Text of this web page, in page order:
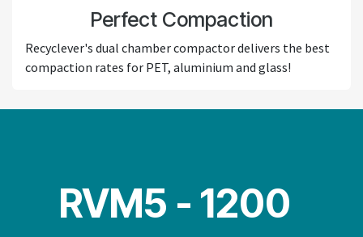
Perfect Compaction
Recyclever's dual chamber compactor delivers the best
compaction rates for PET, aluminium and glass!
RVM5 - 1200